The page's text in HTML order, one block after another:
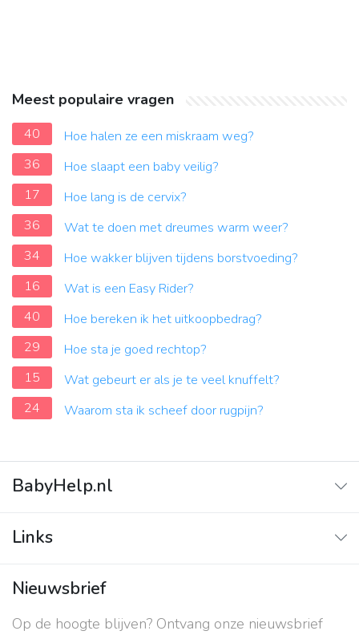
Meest populaire vragen
40
Hoe halen ze een miskraam weg?
36
Hoe slaapt een baby veilig?
17
Hoe lang is de cervix?
36
Wat te doen met dreumes warm weer?
34
Hoe wakker blijven tijdens borstvoeding?
16
Wat is een Easy Rider?
40
Hoe bereken ik het uitkoopbedrag?
29
Hoe sta je goed rechtop?
15
Wat gebeurt er als je te veel knuffelt?
24
Waarom sta ik scheef door rugpijn?
BabyHelp.nl
Vraag & Antwoord
Links
Contact
Over ons
Nieuwsbrief
Op de hoogte blijven? Ontvang onze nieuwsbrief